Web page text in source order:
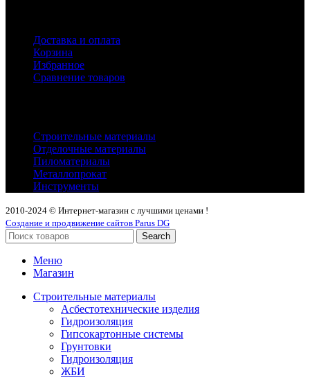
Доставка и оплата
Корзина
Избранное
Сравнение товаров
Строительные материалы
Отделочные материалы
Пиломатериалы
Металлопрокат
Инструменты
2010-2024 © Интернет-магазин с лучшими ценами !
Создание и продвижение сайтов Parus DG
Search
Меню
Магазин
Строительные материалы
Асбестотехнические изделия
Гидроизоляция
Гипсокартонные системы
Грунтовки
Гидроизоляция
ЖБИ